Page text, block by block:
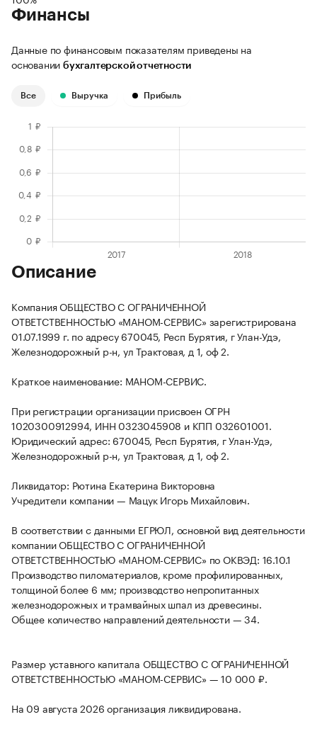
Финансы
Данные по финансовым показателям приведены на
основании бухгалтерской отчетности
Все Выручка Прибыль
Описание
Компания ОБЩЕСТВО С ОГРАНИЧЕННОЙ
ОТВЕТСТВЕННОСТЬЮ «МАНОМ-СЕРВИС» зарегистрирована
01.07.1999 г. по адресу 670045, Респ Бурятия, г Улан-Удэ,
Железнодорожный р-н, ул Трактовая, д 1, оф 2.
Краткое наименование: МАНОМ-СЕРВИС.
При регистрации организации присвоен ОГРН
1020300912994, ИНН 0323045908 и КПП 032601001.
Юридический адрес: 670045, Респ Бурятия, г Улан-Удэ,
Железнодорожный р-н, ул Трактовая, д 1, оф 2.
Ликвидатор: Рютина Екатерина Викторовна
Учредители компании — Мацук Игорь Михайлович.
В соответствии с данными ЕГРЮЛ, основной вид деятельности
компании ОБЩЕСТВО С ОГРАНИЧЕННОЙ
ОТВЕТСТВЕННОСТЬЮ «МАНОМ-СЕРВИС» по ОКВЭД: 16.10.1
Производство пиломатериалов, кроме профилированных,
толщиной более 6 мм; производство непропитанных
железнодорожных и трамвайных шпал из древесины.
Общее количество направлений деятельности — 34.
Размер уставного капитала ОБЩЕСТВО С ОГРАНИЧЕННОЙ
ОТВЕТСТВЕННОСТЬЮ «МАНОМ-СЕРВИС» — 10 000 ₽.
На 09 августа 2026 организация ликвидирована.